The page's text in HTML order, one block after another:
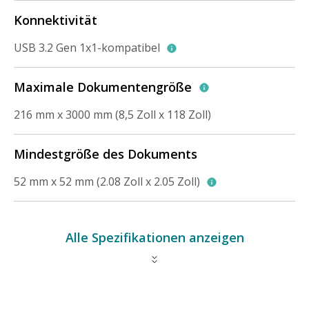
Konnektivität
USB 3.2 Gen 1x1-kompatibel
Maximale Dokumentengröße
216 mm x 3000 mm (8,5 Zoll x 118 Zoll)
Mindestgröße des Dokuments
52 mm x 52 mm (2.08 Zoll x 2.05 Zoll)
Alle Spezifikationen anzeigen